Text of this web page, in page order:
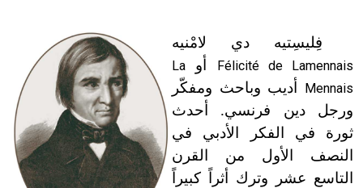
فِليسِتيه دي لامْنيه
Félicité de Lamennais أو La
Mennais
أديب وباحث ومفكّر
ورجل دين فرنسي. أحدث
ثورة في الفكر الأدبي في
النصف الأول من القرن
التاسع عشر وترك أثراً كبيراً